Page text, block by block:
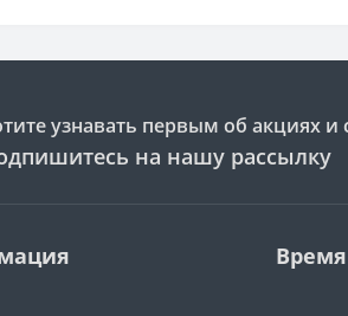
узнавать первым об акциях и
на нашу рассылку